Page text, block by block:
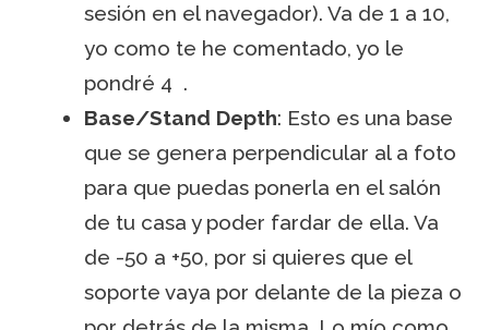
sesión en el navegador). Va de 1 a 10,
yo como te he comentado, yo le
pondré 4 .
Base/Stand Depth: Esto es una base
que se genera perpendicular al a foto
para que puedas ponerla en el salón
de tu casa y poder fardar de ella. Va
de -50 a +50, por si quieres que el
soporte vaya por delante de la pieza o